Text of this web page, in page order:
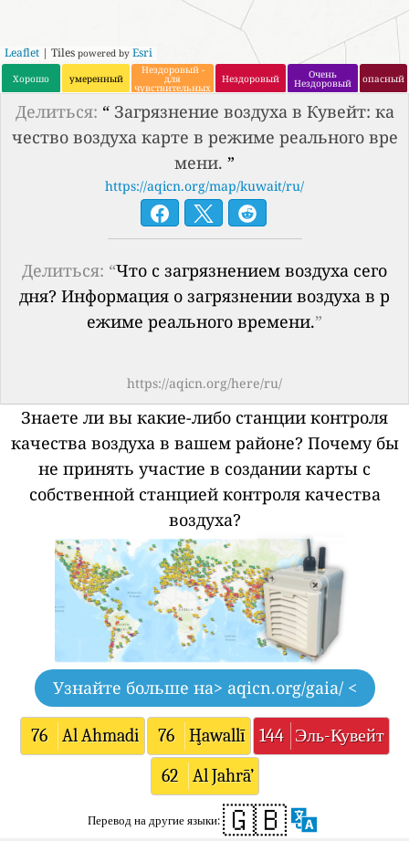
Leaflet | Tiles powered by Esri
Хорошо умеренный
Нездоровый -
для
чувствительных
групп
Нездоровый Очень
Нездоровый опасный
Делиться: “ Загрязнение воздуха в Кувейт: ка
чество воздуха карте в режиме реального вре
мени. ”
https://aqicn.org/map/kuwait/ru/
Делиться: “Что с загрязнением воздуха сего
дня? Информация о загрязнении воздуха в р
ежиме реального времени.”
https://aqicn.org/here/ru/
Знаете ли вы какие-либо станции контроля
качества воздуха в вашем районе? Почему бы
не принять участие в создании карты с
собственной станцией контроля качества
воздуха?
Узнайте больше на> aqicn.org/gaia/ <
76 Al Ahmadi 76 Ḩawallī 144 Эль-Кувейт
62
Al Jahrā’
Перевод на другие языки: 🇬🇧